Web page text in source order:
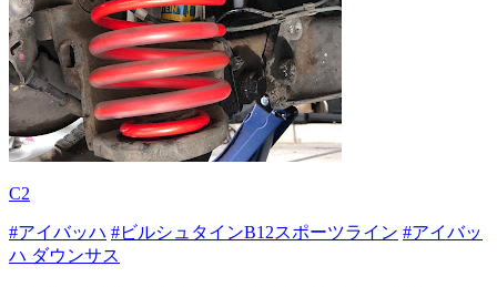
C2
#アイバッハ #ビルシュタインB12スポーツライン #アイバッ
ハ ダウンサス